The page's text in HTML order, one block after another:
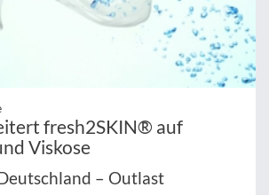
fresh2SKIN® auf
Viskose
– Outlast